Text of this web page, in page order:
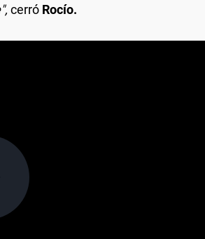
cerró Rocío.